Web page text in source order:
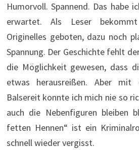
Humorvoll. Spannend. Das habe
erwartet. Als Leser
Originelles geboten, dazu noch
Spannung. Der Geschichte fehlt
die Möglichkeit gewesen, dass
etwas herausreißen. Aber mit
Balsereit konnte ich mich nie so
auch die Nebenfiguren bleiben
fetten Hennen“ ist ein
schnell wieder vergisst.